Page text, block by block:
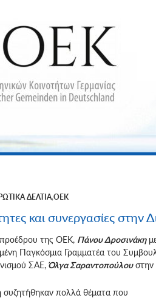
ΔΕΛΤΊΑ,ΟΕΚ
και συνεργασίες στην
της ΟΕΚ, Πάνου Δροσινάκη
Παγκόσμια Γραμματέα του
ΣΑΕ, Όλγα Σαραντοπούλουστην
συζητήθηκαν πολλά θέματα που